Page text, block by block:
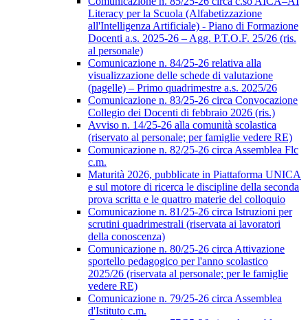
Literacy per la Scuola (Alfabetizzazione
all'Intelligenza Artificiale) - Piano di Formazione
Docenti a.s. 2025-26 – Agg. P.T.O.F. 25/26 (ris.
al personale)
Comunicazione n. 84/25-26 relativa alla
visualizzazione delle schede di valutazione
(pagelle) – Primo quadrimestre a.s. 2025/26
Comunicazione n. 83/25-26 circa Convocazione
Collegio dei Docenti di febbraio 2026 (ris.)
Avviso n. 14/25-26 alla comunità scolastica
(riservato al personale; per famiglie vedere RE)
Comunicazione n. 82/25-26 circa Assemblea Flc
c.m.
Maturità 2026, pubblicate in Piattaforma UNICA
e sul motore di ricerca le discipline della seconda
prova scritta e le quattro materie del colloquio
Comunicazione n. 81/25-26 circa Istruzioni per
scrutini quadrimestrali (riservata ai lavoratori
della conoscenza)
Comunicazione n. 80/25-26 circa Attivazione
sportello pedagogico per l'anno scolastico
2025/26 (riservata al personale; per le famiglie
vedere RE)
Comunicazione n. 79/25-26 circa Assemblea
d'Istituto c.m.